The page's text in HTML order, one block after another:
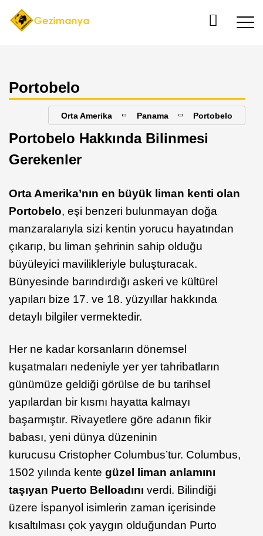
Portobelo
Orta Amerika Panama Portobelo
Portobelo Hakkında Bilinmesi
Gerekenler
Orta Amerika’nın en büyük liman kenti olan
Portobelo, eşi benzeri bulunmayan doğa
manzaralarıyla sizi kentin yorucu hayatından
çıkarıp, bu liman şehrinin sahip olduğu
büyüleyici mavilikleriyle buluşturacak.
Bünyesinde barındırdığı askeri ve kültürel
yapıları bize 17. ve 18. yüzyıllar hakkında
detaylı bilgiler vermektedir.
Her ne kadar korsanların dönemsel
kuşatmaları nedeniyle yer yer tahribatların
günümüze geldiği görülse de bu tarihsel
yapılardan bir kısmı hayatta kalmayı
başarmıştır. Rivayetlere göre adanın fikir
babası, yeni dünya düzeninin
kurucusu Cristopher Columbus’tur. Columbus,
1502 yılında kente güzel liman anlamını
taşıyan Puerto Belloadını verdi. Bilindiği
üzere İspanyol isimlerin zaman içerisinde
kısaltılması çok yaygın olduğundan Purto